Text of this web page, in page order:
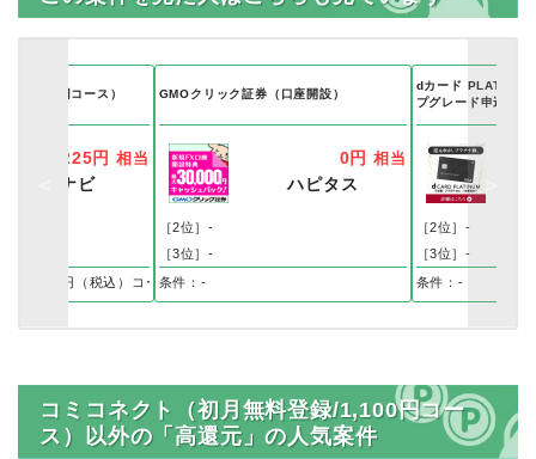
回答完了（20歳以上40歳未満）
（1,320円コース）
225円 相当
ECナビ
額1320円（税込）コースの有料課金登録を行うと成果となります。 ※3大キャ
GMOクリック証券（口座開設）
0円 相当
ハピタス
［2位］-
［3位］-
条件：-
dカード
プグレード申込+「
［2位］-
［3位］-
条件：-
コミコネクト（初月無料登録/1,100円コー
ス）以外の「高還元」の人気案件